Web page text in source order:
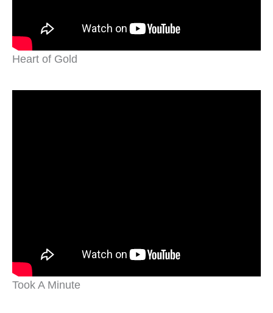
Heart of Gold
Took A Minute